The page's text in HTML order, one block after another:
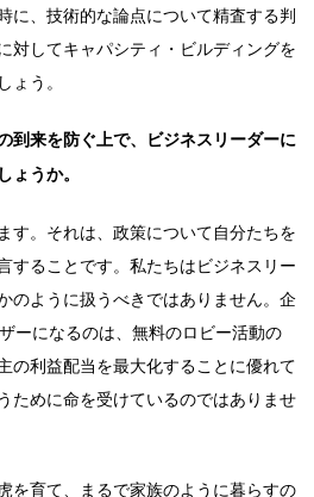
に、技術的な論点について精査する判
対してキャパシティ・ビルディングを
ょう。
来を防ぐ上で、ビジネスリーダーに
ょうか。
す。それは、政策について自分たちを
することです。私たちはビジネスリー
のように扱うべきではありません。企
ーになるのは、無料のロビー活動の
の利益配当を最大化することに優れて
ために命を受けているのではありませ
を育て、まるで家族のように暮らすの